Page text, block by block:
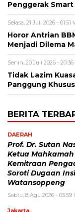
Penggerak Smart
Selasa, 21 Juli 2026 - 01:51
Horor Antrian
Menjadi Dilema
Senin, 20 Juli 2026 -
Tidak Lazim
Panggung
BERITA
DAERAH
Prof. Dr. Sutan
Ketua
Kemitraan
Soroti Dugaan
Watansoppeng
Sabtu, 8 Agu 2026 - 05:59